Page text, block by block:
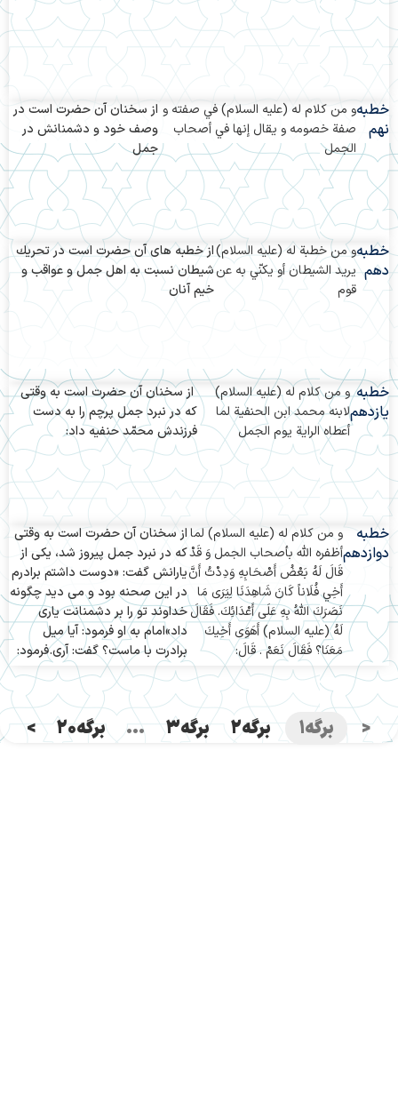
خطبه
نهم
و من كلام له (علیه السلام) في صفته و
صفة خصومه و يقال إنها في أصحاب
الجمل‏
از سخنان آن حضرت است در
وصف خود و دشمنانش در
جمل
خطبه
دهم
و من خطبة له (علیه السلام)
يريد الشيطان أو يكنّي به عن
قوم
از خطبه هاى آن حضرت است در تحريك
شيطان نسبت به اهل جمل و عواقب و
خيم آنان
خطبه
یازدهم
و من كلام له (علیه السلام)
لابنه محمد ابن الحنفية لما
أعطاه الراية يوم الجمل
از سخنان آن حضرت است به وقتى
كه در نبرد جمل پرچم را به دست
فرزندش محمّد حنفيه داد:
خطبه
دوازدهم
و من كلام له (علیه السلام) لما
أظفره الله بأصحاب الجمل وَ قَدْ
قَالَ لَهُ بَعْضُ أَصْحَابِهِ وَدِدْتُ أَنَّ
أَخِي فُلَاناً كَانَ شَاهِدَنَا لِيَرَى مَا
نَصَرَكَ اللَّهُ بِهِ عَلَى أَعْدَائِكَ. فَقَالَ
لَهُ (علیه السلام) أَهَوَى أَخِيكَ
مَعَنَا؟ فَقَالَ نَعَمْ . قَالَ:
از سخنان آن حضرت است به وقتى
که در نبرد جمل پیروز شد، یکى از
یارانش گفت: «دوست داشتم برادرم
در این صحنه بود و مى دید چگونه
خداوند تو را بر دشمنانت یارى
داد»امام به او فرمود: آیا میل
برادرت با ماست؟ گفت: آرى.فرمود:
< برگه1 برگه2 برگه3
… برگه20
>